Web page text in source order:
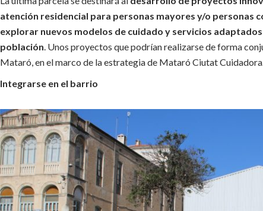
atención residencial para personas mayores y/o personas
explorar nuevos modelos de cuidado y servicios
población. Unos proyectos que podrían realizarse de forma
Mataró, en el marco de la estrategia de Mataró Ciutat
Integrarse en el barrio